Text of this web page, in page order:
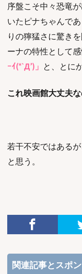
序盤こそ中々恐竜
いたピナちゃんで
りの獰猛さに驚き
ーナの特性として
ｰｲ(*`Д’)」 と、とに
これ映画館大丈夫
若干不安ではある
と思う。
関連記事とスポ